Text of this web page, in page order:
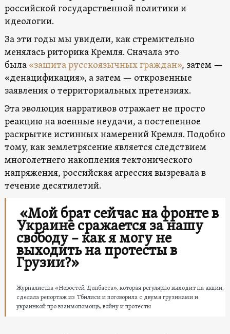
российской государственной политики и
идеологии.
За эти годы мы увидели, как стремительно
менялась риторика Кремля. Сначала это
была «защита русскоязычных граждан», затем —
«денацификация», а затем — откровенные
заявления о территориальных претензиях.
Эта эволюция нарративов отражает не просто
реакцию на военные неудачи, а постепенное
раскрытие истинных намерений Кремля. Подобно
тому, как землетрясение является следствием
многолетнего накопления тектонического
напряжения, российская агрессия вызревала в
течение десятилетий.
«Мой брат сейчас на фронте в
Украине сражается за нашу
свободу – как я могу не
выходить на протесты в
Грузии?»
Журналистка «Новостей Донбасса», которая регулярно выходит на акции,
сделала репортаж из Тбилиси и поговорила с двумя грузинами и
украинкой про взаимопомощь, войну и протесты